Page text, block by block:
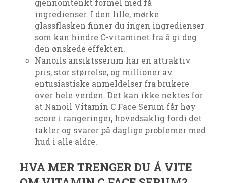
gjennomtenkt formel med få
ingredienser. I den lille, mørke
glassflasken finner du ingen ingredienser
som kan hindre C-vitaminet fra å gi deg
den ønskede effekten.
Nanoils ansiktsserum har en attraktiv
pris, stor størrelse, og millioner av
entusiastiske anmeldelser fra brukere
over hele verden. Det kan ikke nektes for
at Nanoil Vitamin C Face Serum får høy
score i rangeringer, hovedsaklig fordi det
takler og svarer på daglige problemer med
hud i alle aldre.
HVA MER TRENGER DU Å VITE